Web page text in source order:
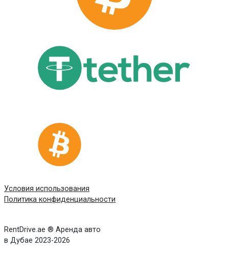
Условия использования
Политика конфиденциальности
RentDrive.ae ® Аренда авто
в Дубае 2023-2026